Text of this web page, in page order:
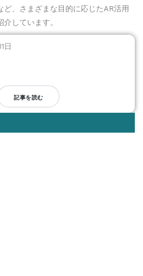
ど、さまざまな目的に応じたAR活用
しています。
日
記事を読む